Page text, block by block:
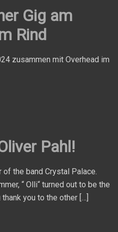
Gig am
Rind
zusammen mit Overhead im
Pahl!
the band Crystal Palace.
“ Olli“ turned out to be the
you to the other […]